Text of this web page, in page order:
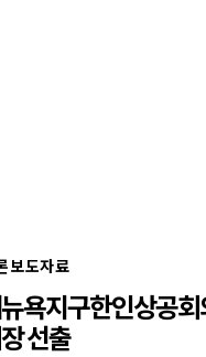
보도자료
욕지구한인상공
선출